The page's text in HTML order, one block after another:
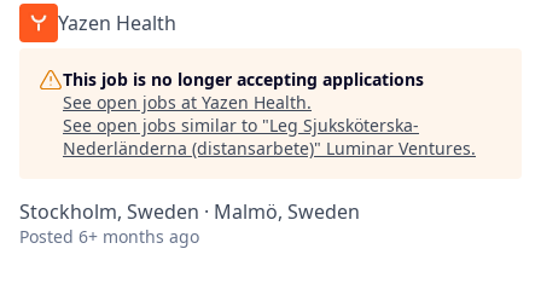
Yazen Health
This job is no longer accepting applications
See open jobs at Yazen Health.
See open jobs similar to "Leg Sjuksköterska-
Nederländerna (distansarbete)" Luminar Ventures.
Stockholm, Sweden · Malmö, Sweden
Posted 6+ months ago